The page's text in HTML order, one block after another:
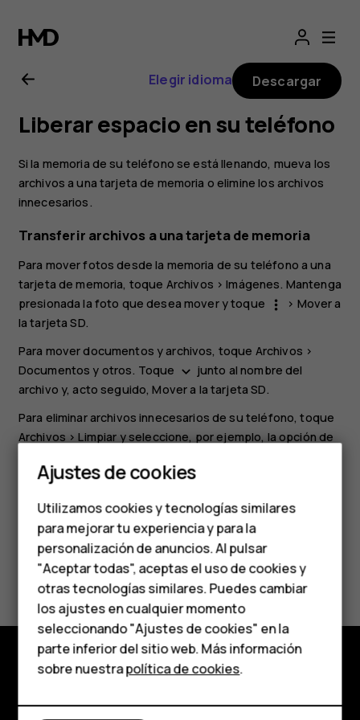
Manual
de
usuario
de
Nokia
1.3
Smartphones
Teléfonos clásicos
Teléfonos para
personas mayores
Accesorios
HMD Terra M
Para empresas
Tabletas
Tienda
Elegir idioma Descargar
Liberar espacio en su teléfono
Si la memoria de su teléfono se está llenando, mueva los
archivos a una tarjeta de memoria o elimine los archivos
innecesarios.
Transferir archivos a una tarjeta de memoria
Para mover fotos desde la memoria de su teléfono a una
tarjeta de memoria, toque Archivos >Imágenes. Mantenga
presionada la foto que desea mover y toque
more_vert > Mover a
la tarjeta SD.
Para mover documentos y archivos, toque Archivos >
Documentos y otros. Toque keyboard_arrow_down junto al nombre del
archivo y, acto seguido,Mover a la tarjeta SD.
Para eliminar archivos innecesarios de su teléfono, toque
Archivos >Limpiar y seleccione, por ejemplo, la opción de
¿Te ha parecido útil?
Sí No
Acerca de
Ajustes de cookies
Utilizamos cookies y tecnologías similares
para mejorar tu experiencia y para la
personalización de anuncios. Al pulsar
"Aceptar todas", aceptas el uso de cookies y
otras tecnologías similares. Puedes cambiar
los ajustes en cualquier momento
seleccionando "Ajustes de cookies" en la
parte inferior del sitio web. Más información
sobre nuestrapolítica de cookies.